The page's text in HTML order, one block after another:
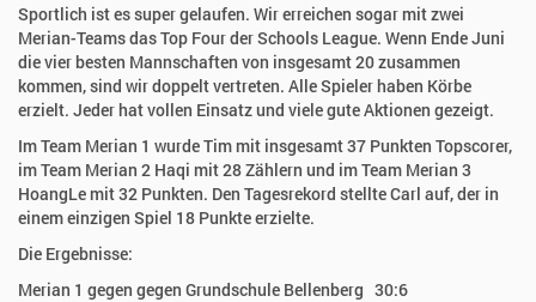
Sportlich ist es super gelaufen. Wir erreichen sogar mit zwei
Merian-Teams das Top Four der Schools League. Wenn Ende Juni
die vier besten Mannschaften von insgesamt 20 zusammen
kommen, sind wir doppelt vertreten. Alle Spieler haben Körbe
erzielt. Jeder hat vollen Einsatz und viele gute Aktionen gezeigt.
Im Team Merian 1 wurde Tim mit insgesamt 37 Punkten Topscorer,
im Team Merian 2 Haqi mit 28 Zählern und im Team Merian 3
HoangLe mit 32 Punkten. Den Tagesrekord stellte Carl auf, der in
einem einzigen Spiel 18 Punkte erzielte.
Die Ergebnisse:
Merian 1 gegen gegen Grundschule Bellenberg 30:6